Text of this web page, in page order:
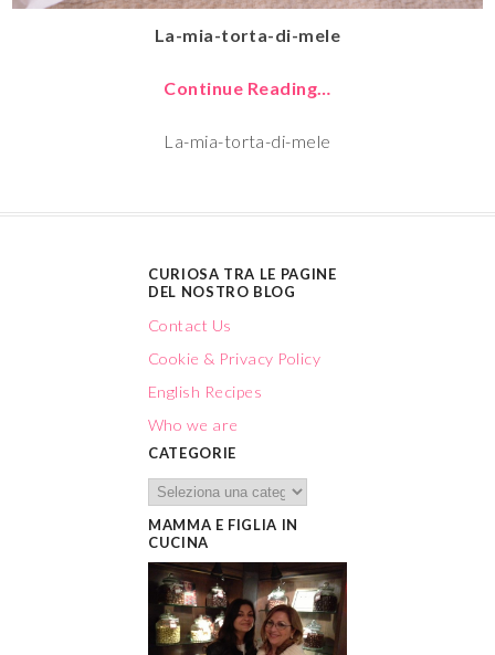
La-mia-torta-di-mele
Continue Reading…
La-mia-torta-di-mele
CURIOSA TRA LE PAGINE
DEL NOSTRO BLOG
Contact Us
Cookie & Privacy Policy
English Recipes
Who we are
CATEGORIE
MAMMA E FIGLIA IN
CUCINA